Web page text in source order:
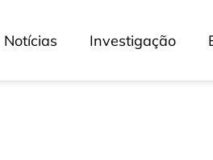
Notícias Investigação